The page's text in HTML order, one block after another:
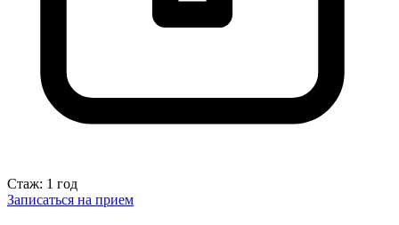
Стаж: 1 год
Записаться на прием